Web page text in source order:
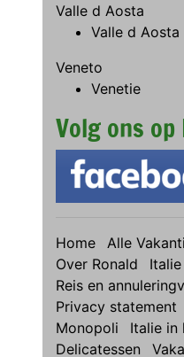
Valle d Aosta
Valle d Aosta
Veneto
Venetie
Volg ons op
Home Alle
Over Ronald
Italie
Reis en
Privacy statement
Monopoli
Italie in
Delicatessen